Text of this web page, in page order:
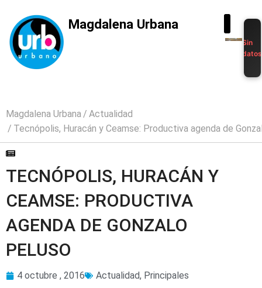
Magdalena Urbana
Sin
datos
Magdalena Urbana
Actualidad
Tecnópolis, Huracán y Ceamse: Productiva agenda de
TECNÓPOLIS, HURACÁN Y
CEAMSE: PRODUCTIVA
AGENDA DE GONZALO
PELUSO
4 octubre , 2016 Actualidad, Principales